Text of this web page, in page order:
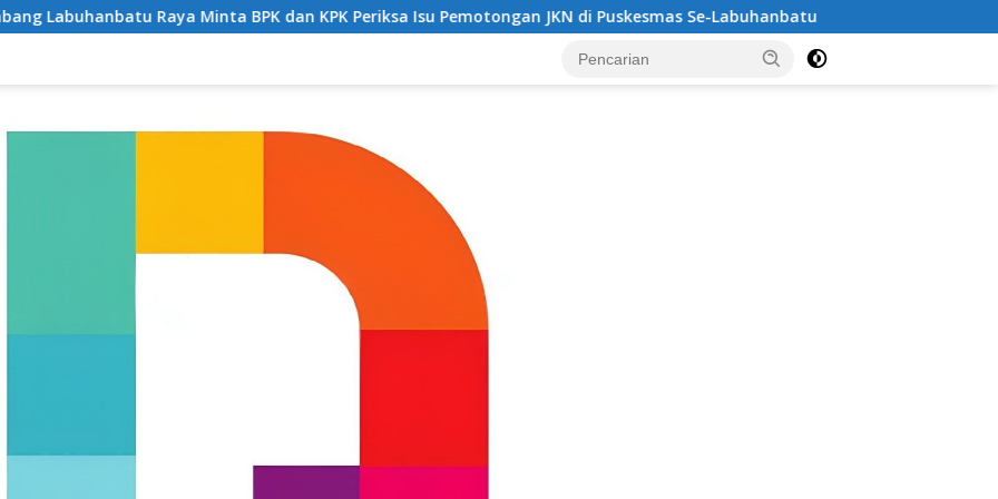
BPK dan KPK Periksa Isu Pemotongan JKN di Puskesmas Se-Labuhanbatu‎‎ ‎Bapenda Labuhanbatu Loloskan